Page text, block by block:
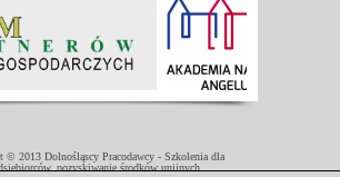
© 2013 Dolnośląscy Pracodawcy - Szkolenia dla
pozyskiwanie środków unijnych.